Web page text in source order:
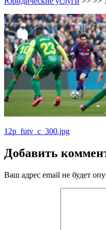
Навигация
по
записям
12p_futv_c_300.jpg
Добавить
Ваш адрес email не будет